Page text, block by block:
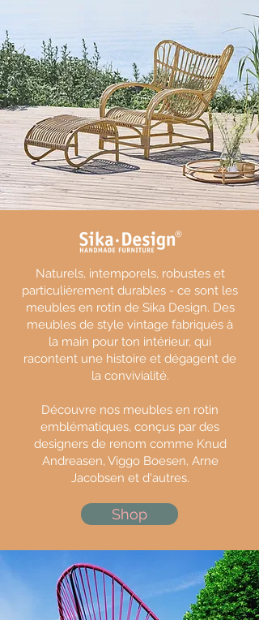
Naturels, intemporels, robustes et
particulièrement durables - ce sont les
meubles en rotin de Sika Design. Des
meubles de style vintage fabriqués à
la main pour ton intérieur, qui
racontent une histoire et dégagent de
la convivialité.
Découvre nos meubles en rotin
emblématiques, conçus par des
designers de renom comme Knud
Andreasen, Viggo Boesen, Arne
Jacobsen et d'autres.
Shop